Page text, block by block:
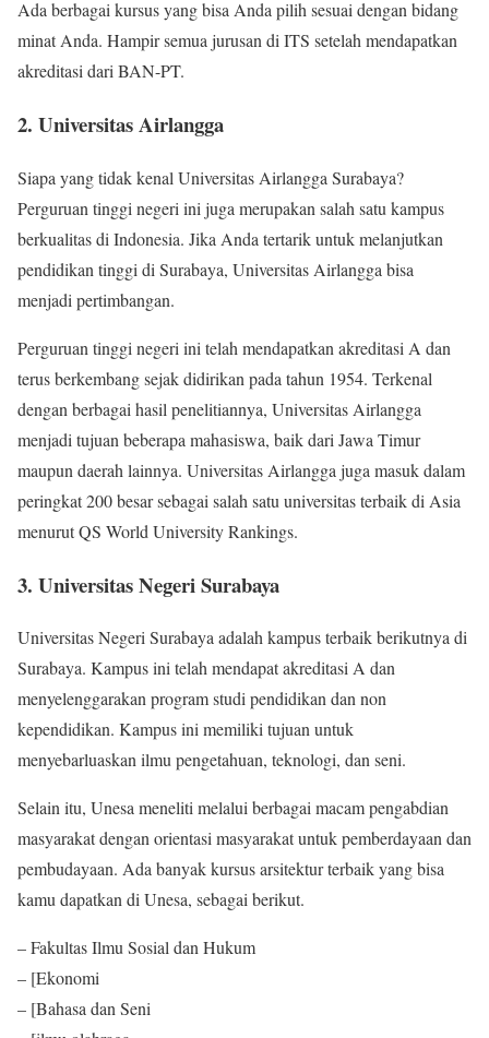
Ada berbagai kursus yang bisa Anda pilih sesuai dengan bidang
minat Anda. Hampir semua jurusan di ITS setelah mendapatkan
akreditasi dari BAN-PT.
2. Universitas Airlangga
Siapa yang tidak kenal Universitas Airlangga Surabaya?
Perguruan tinggi negeri ini juga merupakan salah satu kampus
berkualitas di Indonesia. Jika Anda tertarik untuk melanjutkan
pendidikan tinggi di Surabaya, Universitas Airlangga bisa
menjadi pertimbangan.
Perguruan tinggi negeri ini telah mendapatkan akreditasi A dan
terus berkembang sejak didirikan pada tahun 1954. Terkenal
dengan berbagai hasil penelitiannya, Universitas Airlangga
menjadi tujuan beberapa mahasiswa, baik dari Jawa Timur
maupun daerah lainnya. Universitas Airlangga juga masuk dalam
peringkat 200 besar sebagai salah satu universitas terbaik di Asia
menurut QS World University Rankings.
3. Universitas Negeri Surabaya
Universitas Negeri Surabaya adalah kampus terbaik berikutnya di
Surabaya. Kampus ini telah mendapat akreditasi A dan
menyelenggarakan program studi pendidikan dan non
kependidikan. Kampus ini memiliki tujuan untuk
menyebarluaskan ilmu pengetahuan, teknologi, dan seni.
Selain itu, Unesa meneliti melalui berbagai macam pengabdian
masyarakat dengan orientasi masyarakat untuk pemberdayaan dan
pembudayaan. Ada banyak kursus arsitektur terbaik yang bisa
kamu dapatkan di Unesa, sebagai berikut.
– Fakultas Ilmu Sosial dan Hukum
– [Ekonomi
– [Bahasa dan Seni